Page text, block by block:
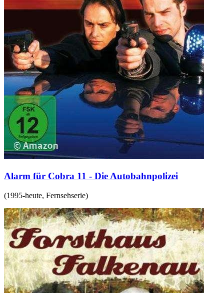
Alarm für Cobra 11 - Die Autobahnpolizei
(1995-heute, Fernsehserie)